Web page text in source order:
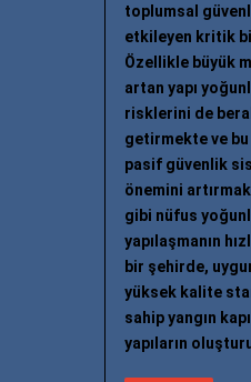
toplumsal
etkileyen kritik
Özellikle büyük
artan yapı
risklerini de
getirmekte ve
pasif güvenlik
önemini
gibi nüfus
yapılaşmanın
bir şehirde,
yüksek kalite
sahip yangın
yapıların